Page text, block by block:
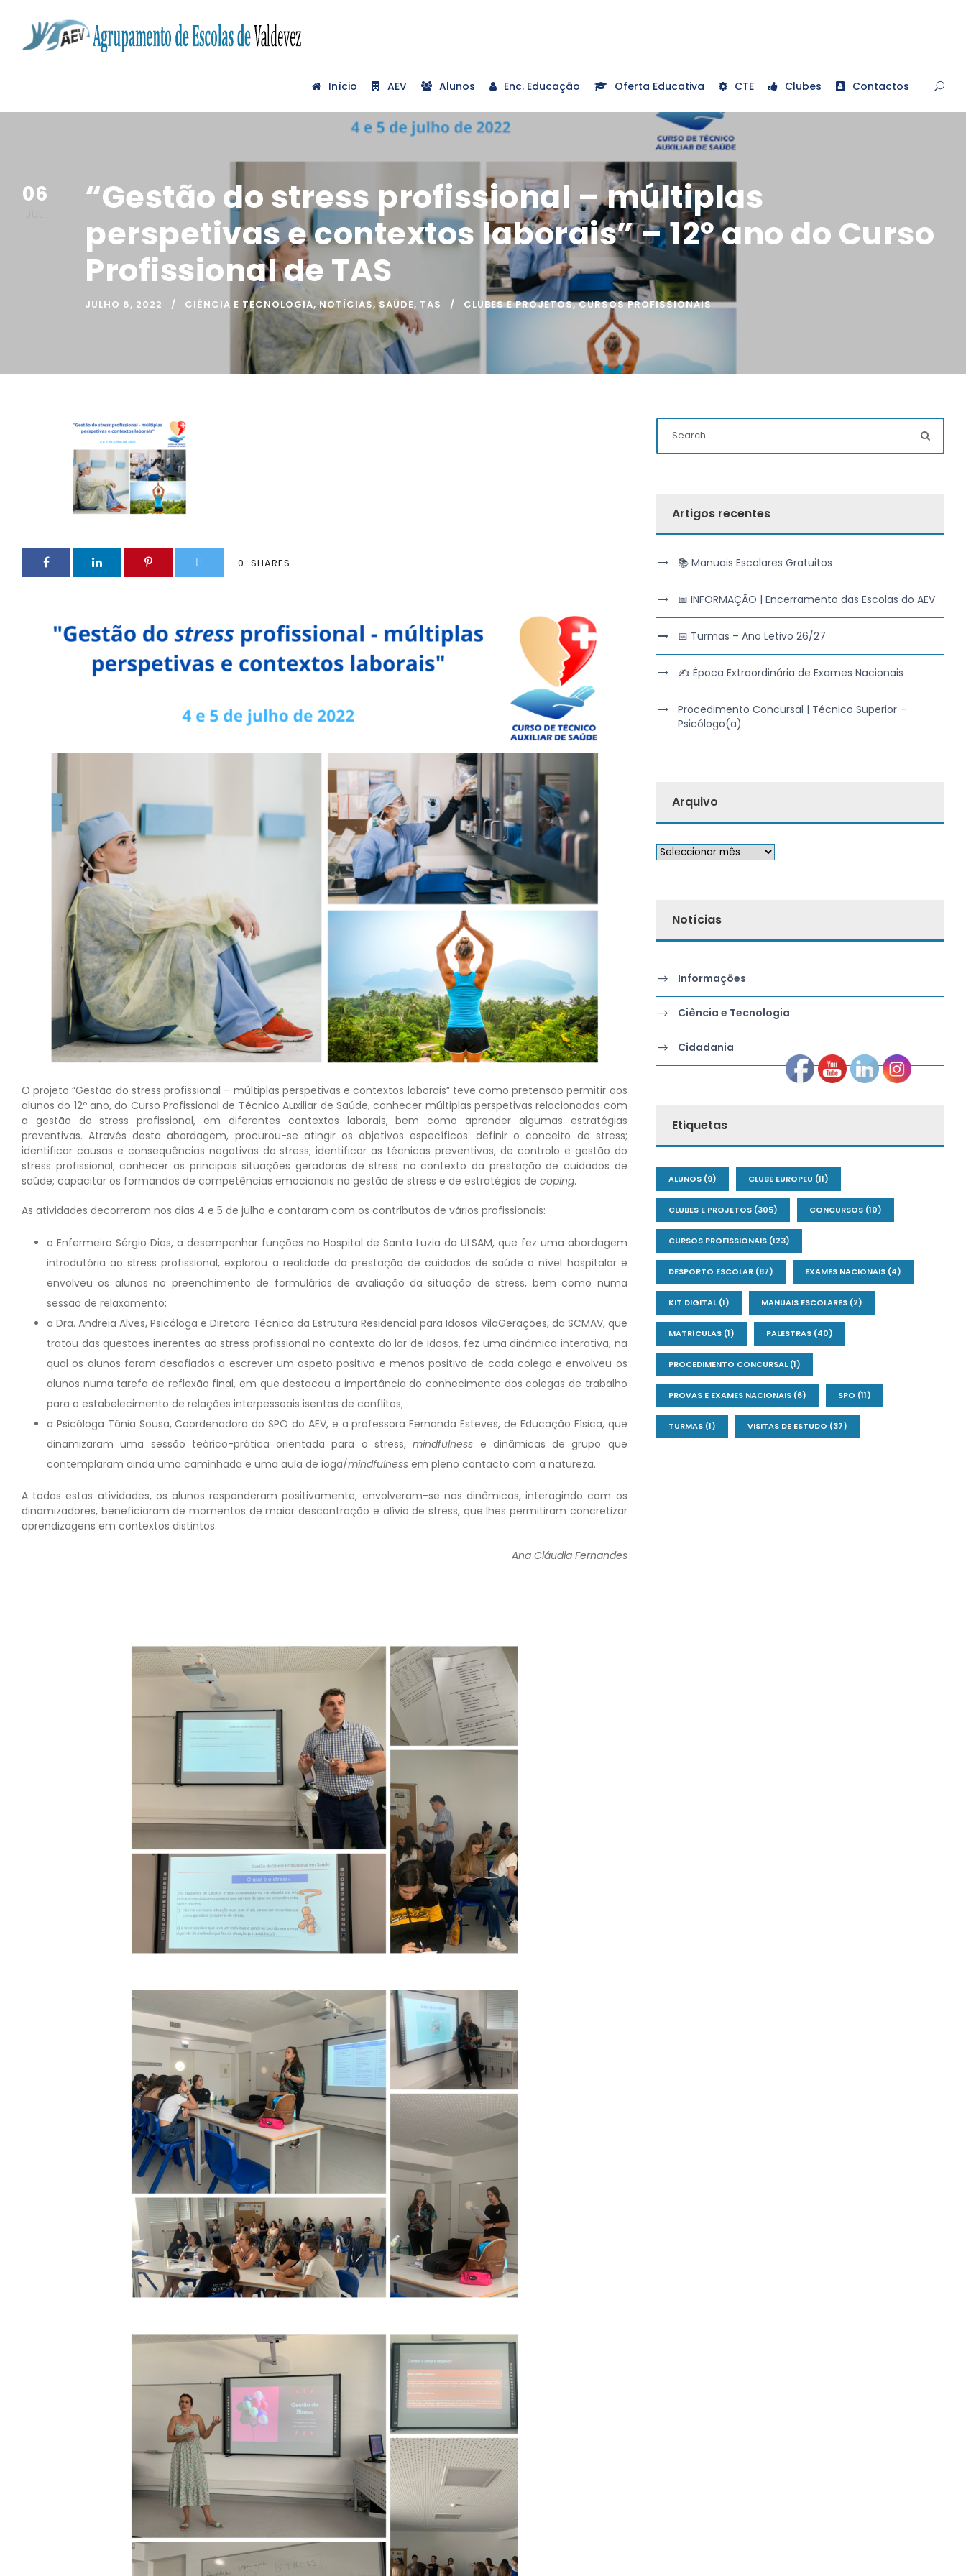
Início AEV Alunos Enc. Educação Oferta Educativa CTE Clubes Contactos
06
“Gestão do stress profissional – múltiplas
perspetivas e contextos laborais” – 12º ano do Curso
Profissional de TAS
JULHO 6, 2022 CIÊNCIA E TECNOLOGIA, NOTÍCIAS, SAÚDE, TAS CLUBES E PROJETOS, CURSOS PROFISSIONAIS
0 SHARES
O projeto “Gestão do stress profissional – múltiplas perspetivas e contextos laborais” teve como pretensão permitir aos
alunos do 12º ano, do Curso Profissional de Técnico Auxiliar de Saúde, conhecer múltiplas perspetivas relacionadas com
a gestão do stress profissional, em diferentes contextos laborais, bem como aprender algumas estratégias
preventivas. Através desta abordagem, procurou-se atingir os objetivos específicos: definir o conceito de stress;
identificar causas e consequências negativas do stress; identificar as técnicas preventivas, de controlo e gestão do
stress profissional; conhecer as principais situações geradoras de stress no contexto da prestação de cuidados de
saúde; capacitar os formandos de competências emocionais na gestão de stress e de estratégias de coping.
As atividades decorreram nos dias 4 e 5 de julho e contaram com os contributos de vários profissionais:
o Enfermeiro Sérgio Dias, a desempenhar funções no Hospital de Santa Luzia da ULSAM, que fez uma abordagem
introdutória ao stress profissional, explorou a realidade da prestação de cuidados de saúde a nível hospitalar e
envolveu os alunos no preenchimento de formulários de avaliação da situação de stress, bem como numa
sessão de relaxamento;
a Dra. Andreia Alves, Psicóloga e Diretora Técnica da Estrutura Residencial para Idosos VilaGerações, da SCMAV, que
tratou das questões inerentes ao stress profissional no contexto do lar de idosos, fez uma dinâmica interativa, na
qual os alunos foram desafiados a escrever um aspeto positivo e menos positivo de cada colega e envolveu os
alunos numa tarefa de reflexão final, em que destacou a importância do conhecimento dos colegas de trabalho
para o estabelecimento de relações interpessoais isentas de conflitos;
a Psicóloga Tânia Sousa, Coordenadora do SPO do AEV, e a professora Fernanda Esteves, de Educação Física, que
dinamizaram uma sessão teórico-prática orientada para o stress,mindfulness e dinâmicas de grupo que
contemplaram ainda uma caminhada e uma aula de ioga/mindfulness em pleno contacto com a natureza.
A todas estas atividades, os alunos responderam positivamente, envolveram-se nas dinâmicas, interagindo com os
dinamizadores, beneficiaram de momentos de maior descontração e alívio de stress, que lhes permitiram concretizar
aprendizagens em contextos distintos.
Ana Cláudia Fernandes
Artigos recentes
📚 Manuais Escolares Gratuitos
📅 INFORMAÇÃO | Encerramento das Escolas do AEV
📅 Turmas – Ano Letivo 26/27
✍️ Época Extraordinária de Exames Nacionais
Procedimento Concursal | Técnico Superior –
Psicólogo(a)
Arquivo
Notícias
Informações
Ciência e Tecnologia
Cidadania
Etiquetas
ALUNOS(9) CLUBE EUROPEU (11)
CLUBES E PROJETOS(305) CONCURSOS(10)
CURSOS PROFISSIONAIS(123)
DESPORTO ESCOLAR(87) EXAMES NACIONAIS(4)
KIT DIGITAL(1) MANUAIS ESCOLARES(2)
MATRÍCULAS(1) PALESTRAS(40)
PROCEDIMENTO CONCURSAL(1)
PROVAS E EXAMES NACIONAIS(6) SPO (11)
TURMAS(1) VISITAS DE ESTUDO (37)